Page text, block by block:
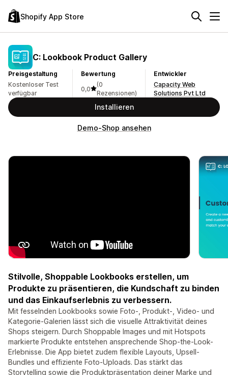
Shopify App Store
C: Lookbook Product Gallery
Preisgestaltung
Kostenloser Test
verfügbar
Bewertung
0,0
(0
Rezensionen)
Entwickler
Capacity Web
Solutions Pvt Ltd
Installieren
Demo-Shop ansehen
Stilvolle, Shoppable Lookbooks erstellen, um
Produkte zu präsentieren, die Kundschaft zu binden
und das Einkaufserlebnis zu verbessern.
Mit fesselnden Lookbooks sowie Foto-, Produkt-, Video- und
Kategorie-Galerien lässt sich die visuelle Attraktivität deines
Shops steigern. Durch Shoppable Images und mit Hotspots
markierte Produkte entstehen ansprechende Shop-the-Look-
Erlebnisse. Die App bietet zudem flexible Layouts, Upsell-
Bundles und effiziente Foto-Uploads. Das stärkt das
Storytelling sowie die Produktpräsentation deiner Marke und